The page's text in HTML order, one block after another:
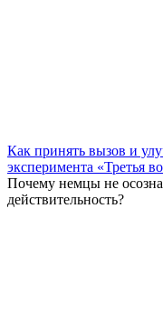
Как принять вызов и
эксперимента «Третья
Почему немцы не
действительность?